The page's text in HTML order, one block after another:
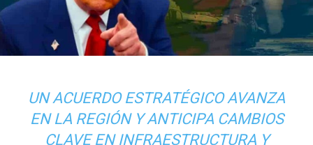
UN ACUERDO ESTRATÉGICO AVANZA
EN LA REGIÓN Y ANTICIPA CAMBIOS
CLAVE EN INFRAESTRUCTURA Y